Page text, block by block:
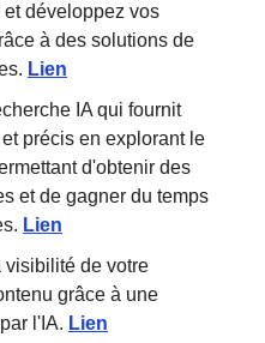
et développez vos
à des solutions de
Lien
IA qui fournit
précis en explorant le
d'obtenir des
et de gagner du temps
Lien
visibilité de votre
grâce à une
l'IA. Lien